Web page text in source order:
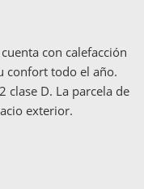
con calefacción
confort todo el año.
clase D. La parcela de
exterior.